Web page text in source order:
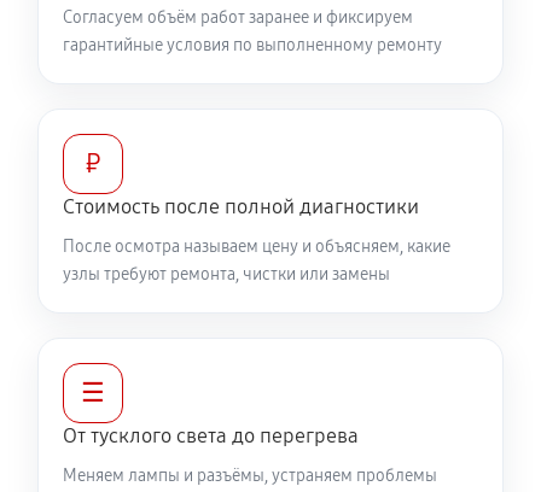
Согласуем объём работ заранее и фиксируем
гарантийные условия по выполненному ремонту
₽
Стоимость после полной диагностики
После осмотра называем цену и объясняем, какие
узлы требуют ремонта, чистки или замены
☰
От тусклого света до перегрева
Меняем лампы и разъёмы, устраняем проблемы